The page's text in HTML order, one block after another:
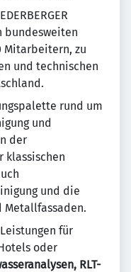
bundesweiten
Mitarbeitern, zu
und technischen
rund um
und
der
klassischen
und die
Metallfassaden.
für
oder
RLT-